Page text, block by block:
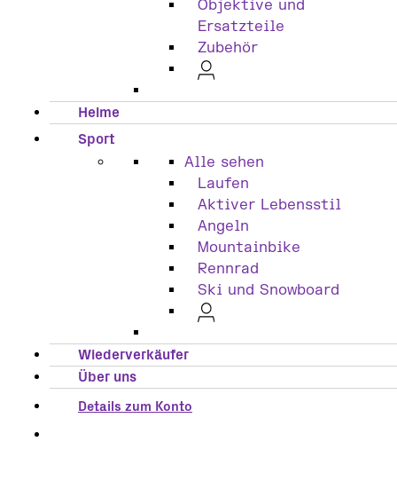
Objektive und
Ersatzteile
Zubehör
Helme
Sport
Alle sehen
Laufen
Aktiver Lebensstil
Angeln
Mountainbike
Rennrad
Ski und Snowboard
Wiederverkäufer
Über uns
Details zum Konto